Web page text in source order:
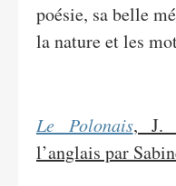
poésie, sa belle
la nature et les
Le Polonais, J.
l’anglais par